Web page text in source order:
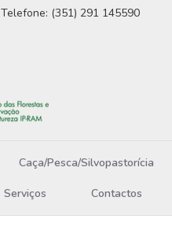
Telefone: (351) 291 145590
Caça/Pesca/Silvopastorícia
Serviços Contactos